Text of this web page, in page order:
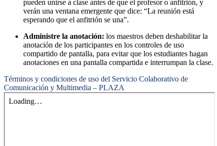
pueden unirse a clase antes de que el profesor o anfitrión, y
verán una ventana emergente que dice: “La reunión está
esperando que el anfitrión se una”.
Administre la anotación: los maestros deben deshabilitar la
anotación de los participantes en los controles de uso
compartido de pantalla, para evitar que los estudiantes hagan
anotaciones en una pantalla compartida e interrumpan la clase.
Términos y condiciones de uso del Servicio Colaborativo de
Comunicación y Multimedia – PLAZA